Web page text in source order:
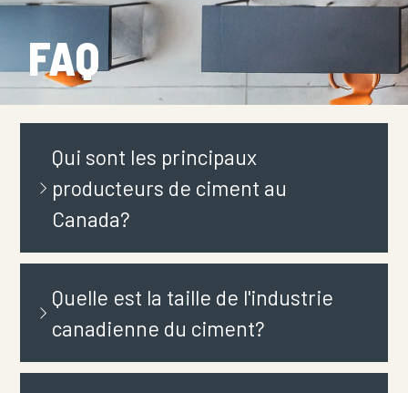
FAQ
Qui sont les principaux
producteurs de ciment au
Canada?
Quelle est la taille de l'industrie
canadienne du ciment?